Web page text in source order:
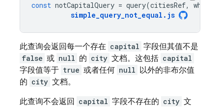
const notCapitalQuery = query(citiesRef, where
simple_query_not_equal . js
此查询会返回每一个存在 capital 字段但其值不是
false 或 null 的 city 文档。这包括 capital
字段值等于 true 或者任何 null 以外的非布尔值
的 city 文档。
此查询不会返回
capital 字段不存在的 city 文